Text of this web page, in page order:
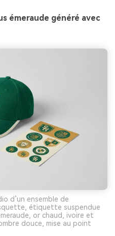
émeraude généré avec
d’un ensemble de
étiquette suspendue
or chaud, ivoire et
douce, mise au point